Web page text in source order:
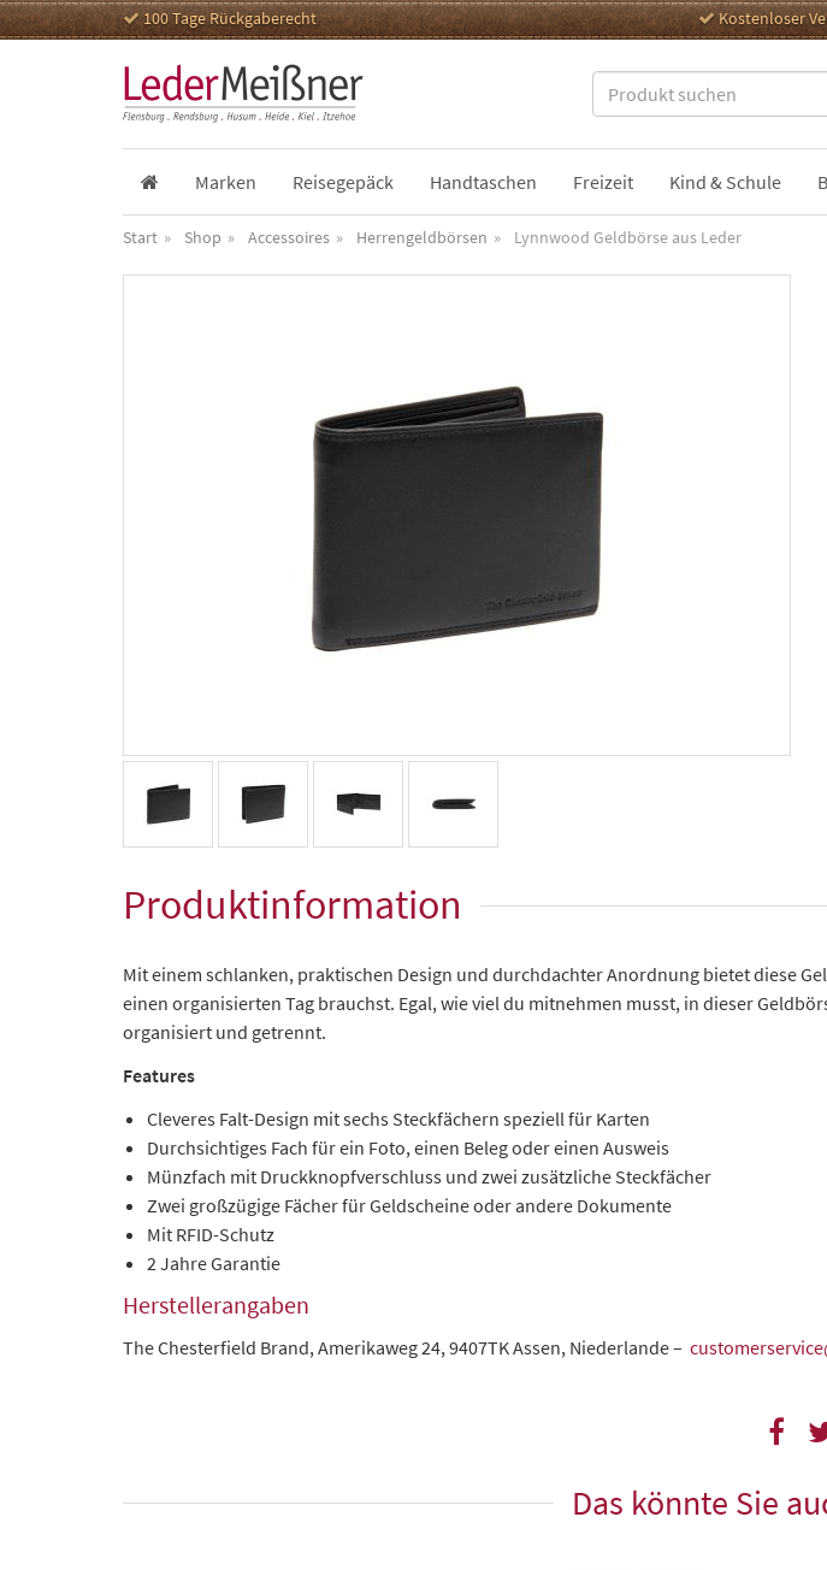
100 Tage Rückgaberecht Kostenloser
Marken Reisegepäck Handtaschen Freizeit Kind & Schule
Start Shop Accessoires Herrengeldbörsen Lynnwood Geldbörse aus Leder
Produktinformation
Mit einem schlanken, praktischen Design und durchdachter Anordnung bietet diese
einen organisierten Tag brauchst. Egal, wie viel du mitnehmen musst, in dieser
organisiert und getrennt.
Features
Cleveres Falt-Design mit sechs Steckfächern speziell für Karten
Durchsichtiges Fach für ein Foto, einen Beleg oder einen Ausweis
Münzfach mit Druckknopfverschluss und zwei zusätzliche Steckfächer
Zwei großzügige Fächer für Geldscheine oder andere Dokumente
Mit RFID-Schutz
2 Jahre Garantie
Herstellerangaben
The Chesterfield Brand, Amerikaweg 24, 9407TK Assen, Niederlande –
Das könnte Sie